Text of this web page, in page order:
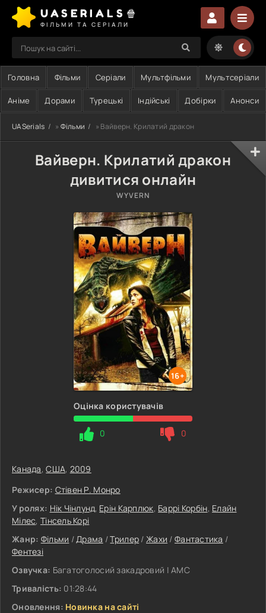
UASERIALS🍿
ФІЛЬМИ ТА СЕРІАЛИ
Головна Фільми Серіали Мультфільми Мультсеріали
Аніме Дорами Турецькі Індійські Добірки Анонси
UASerials » Фільми » Вайверн. Крилатий дракон
Вайверн. Крилатий дракон
дивитися онлайн
WYVERN
16+
Оцінка користувачів
0 0
Канада,США, 2009
Режисер: Стівен Р. Монро
У ролях: Нік Чінлунд, Ерін Карплюк, Баррі Корбін, Елайн
Мілес, Тінсель Корі
Жанр: Фільми /Драма /Трилер / Жахи / Фантастика /
Фентезі
Озвучка: Багатоголосий закадровий | АМС
Тривалість: 01:28:44
Оновлення: Новинка на сайті